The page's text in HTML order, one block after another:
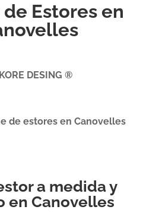
Estores en
DESING ®
de estores en Canovelles
a medida y
en Canovelles